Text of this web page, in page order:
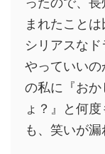
まれたこと
シリアスな
やっていい
の私に『お
ょ？』と何
も、笑いが漏